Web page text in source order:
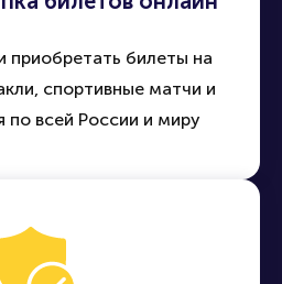
приобретать билеты на
спортивные матчи и
по всей России и миру